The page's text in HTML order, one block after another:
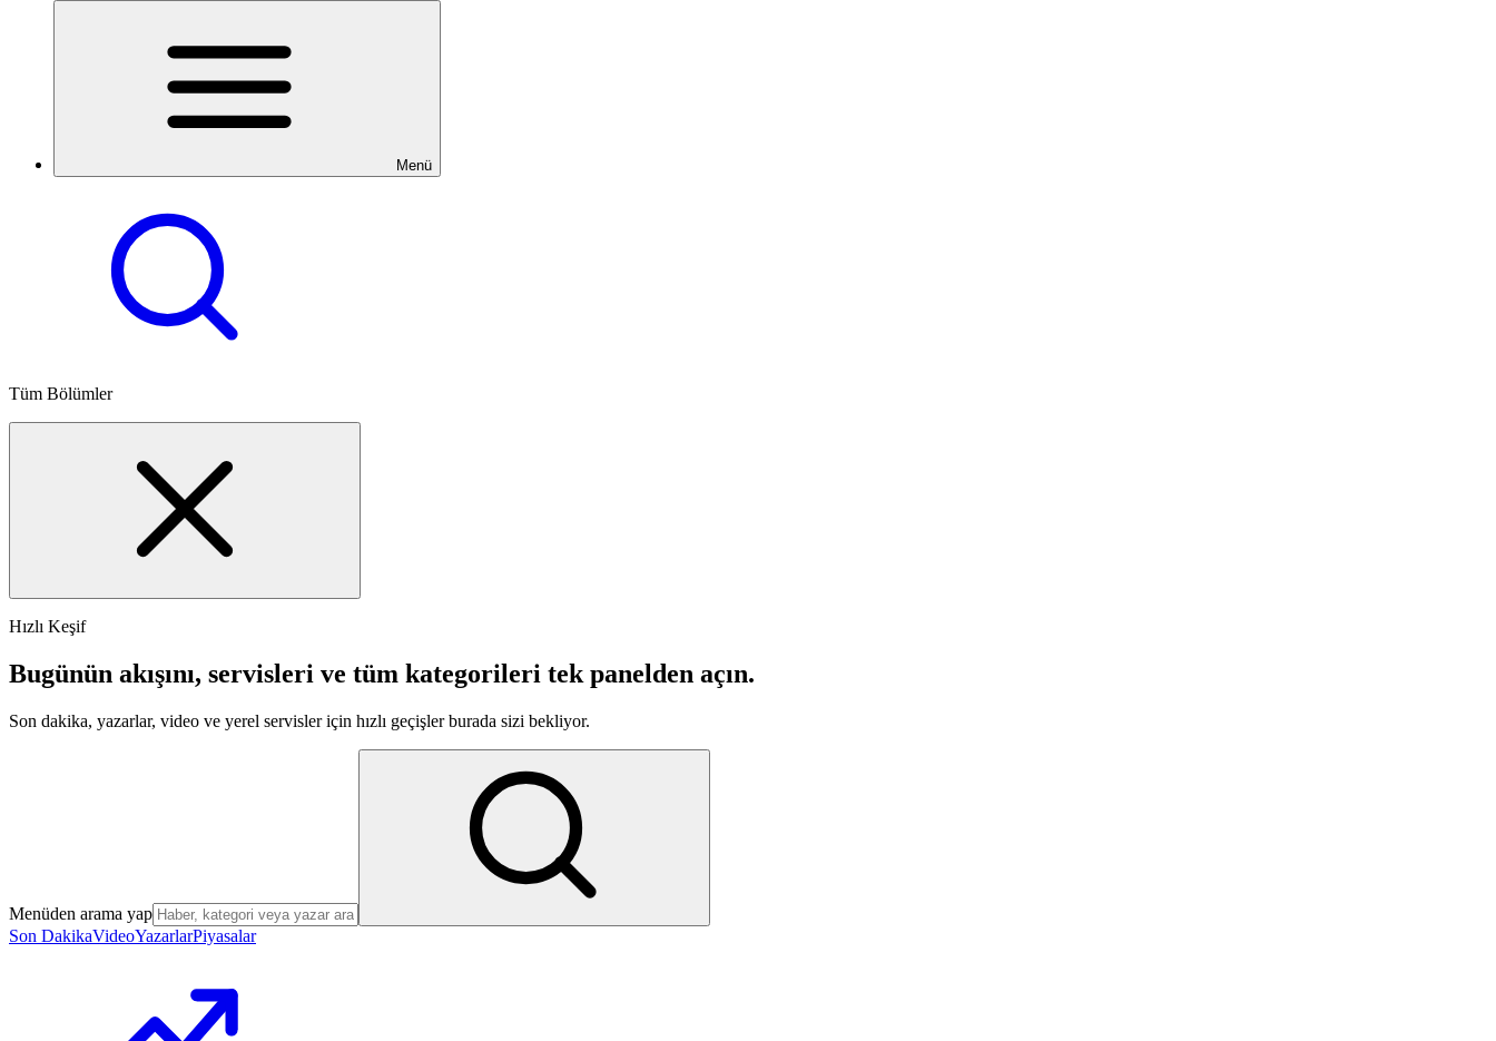
Menü
Tüm Bölümler
Hızlı Keşif
Bugünün akışını, servisleri ve tüm kategorileri tek panelden açın.
Son dakika, yazarlar, video ve yerel servisler için hızlı geçişler burada sizi bekliyor.
Menüden arama yap
Son DakikaVideoYazarlarPiyasalar